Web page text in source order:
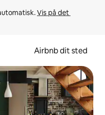
Vis på det
Airbnb dit sted